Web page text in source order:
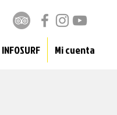
INFOSURF Mi cuenta